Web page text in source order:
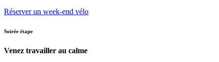
Réserver un week-end vélo
Soirée étape
Venez travailler au calme